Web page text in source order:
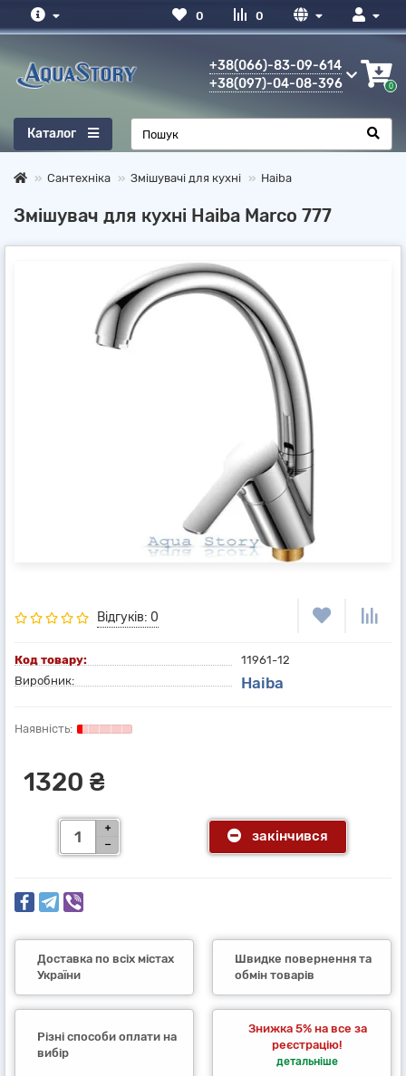
0
0
+38(066)-83-09-614
+38(097)-04-08-396
0
Каталог
Сантехніка Змішувачі для кухні Haiba
Змішувач для кухні Haiba Marco 777
Відгуків: 0
Код товару:
11961-12
Виробник:
Haiba
1320 ₴
закінчився
Доставка по всіх містах
України
Швидке повернення та
обмін товарів
Різні способи оплати на
вибір
Знижка 5% на все за
реєстрацію!
детальніше